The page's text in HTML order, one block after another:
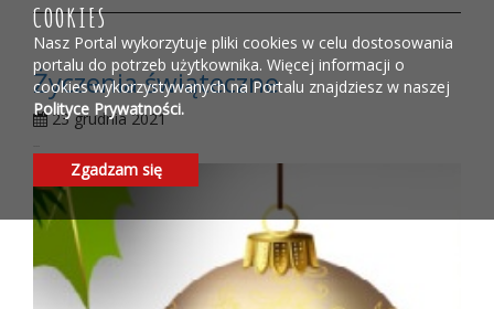
COOKIES
Nasz Portal wykorzytuje pliki cookies w celu dostosowania
portalu do potrzeb użytkownika. Więcej informacji o
cookies wykorzystywanych na Portalu znajdziesz w naszej
Polityce Prywatności.
Zgadzam się
Życzenia świąteczne
23 grudnia 2021